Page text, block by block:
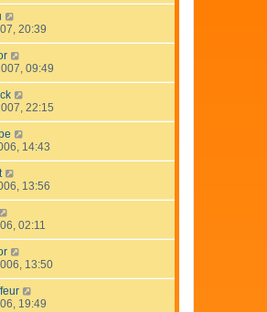
20:39
09:49
22:15
14:43
13:56
02:11
13:50
19:49